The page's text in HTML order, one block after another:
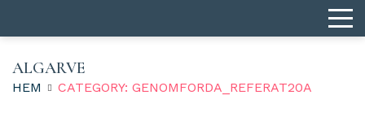
ALGARVE
HEM CATEGORY: GENOMFORDA_REFERAT20A